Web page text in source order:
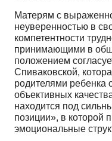
Матерям с
неуверенностью в
компетентности
принимающими в
положением
Спиваковской,
родителями ребенка
объективных
находится под
позиции», в которой
эмоциональные